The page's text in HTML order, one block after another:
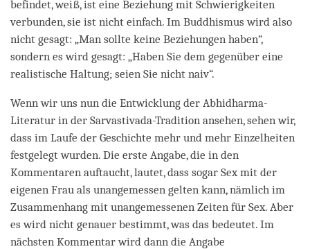
befindet, weiß, ist eine Beziehung mit Schwierigkeiten
verbunden, sie ist nicht einfach. Im Buddhismus wird also
nicht gesagt: „Man sollte keine Beziehungen haben“,
sondern es wird gesagt: „Haben Sie dem gegenüber eine
realistische Haltung; seien Sie nicht naiv“.
Wenn wir uns nun die Entwicklung der Abhidharma-
Literatur in der Sarvastivada-Tradition ansehen, sehen wir,
dass im Laufe der Geschichte mehr und mehr Einzelheiten
festgelegt wurden. Die erste Angabe, die in den
Kommentaren auftaucht, lautet, dass sogar Sex mit der
eigenen Frau als unangemessen gelten kann, nämlich im
Zusammenhang mit unangemessenen Zeiten für Sex. Aber
es wird nicht genauer bestimmt, was das bedeutet. Im
nächsten Kommentar wird dann die Angabe